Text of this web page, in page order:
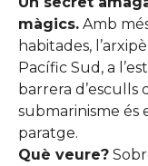
màgics. Amb
habitades,
Pacífic Sud, a
barrera d’esculls
submarinisme és
paratge.
Què veure?